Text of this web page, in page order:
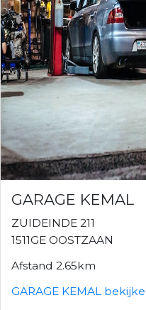
GARAGE KEMAL
ZUIDEINDE 211
1511GE OOSTZAAN
Afstand 2.65km
GARAGE KEMAL